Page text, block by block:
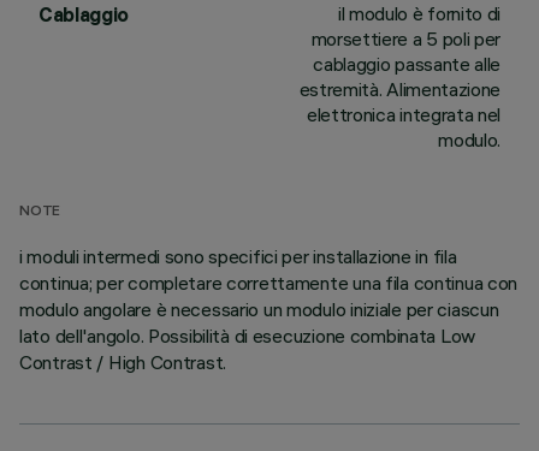
Cablaggio
il modulo è fornito di
morsettiere a 5 poli per
cablaggio passante alle
estremità. Alimentazione
elettronica integrata nel
modulo.
NOTE
i moduli intermedi sono specifici per installazione in fila
continua; per completare correttamente una fila continua con
modulo angolare è necessario un modulo iniziale per ciascun
lato dell'angolo. Possibilità di esecuzione combinata Low
Contrast / High Contrast.